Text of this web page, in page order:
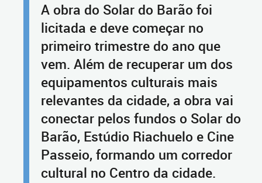
A obra do Solar do Barão foi
licitada e deve começar no
primeiro trimestre do ano que
vem. Além de recuperar um dos
equipamentos culturais mais
relevantes da cidade, a obra vai
conectar pelos fundos o Solar do
Barão, Estúdio Riachuelo e Cine
Passeio, formando um corredor
cultural no Centro da cidade.